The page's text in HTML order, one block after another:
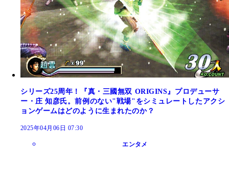
シリーズ25周年！『真・三國無双 ORIGINS』プロデューサ
ー・庄 知彦氏。前例のない"戦場"をシミュレートしたアクシ
ョンゲームはどのように生まれたのか？
2025年04月06日 07:30
エンタメ